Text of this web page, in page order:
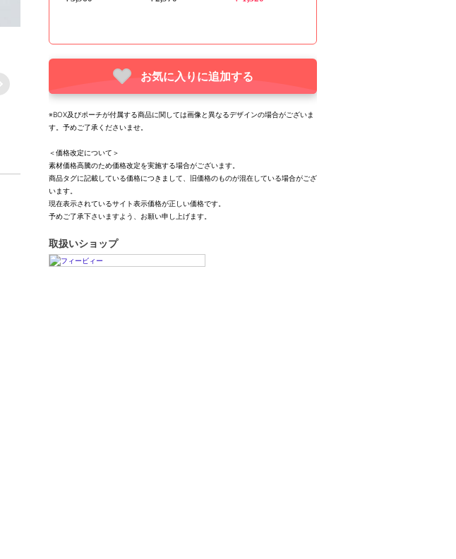
お気に入りに追加する
※BOX及びポーチが付属する商品に関しては画像と異なるデザインの場合がございま
す。予めご了承くださいませ。
＜価格改定について＞
素材価格高騰のため価格改定を実施する場合がございます。
商品タグに記載している価格につきまして、旧価格のものが混在している場合がござ
います。
現在表示されているサイト表示価格が正しい価格です。
予めご了承下さいますよう、お願い申し上げます。
取扱いショップ